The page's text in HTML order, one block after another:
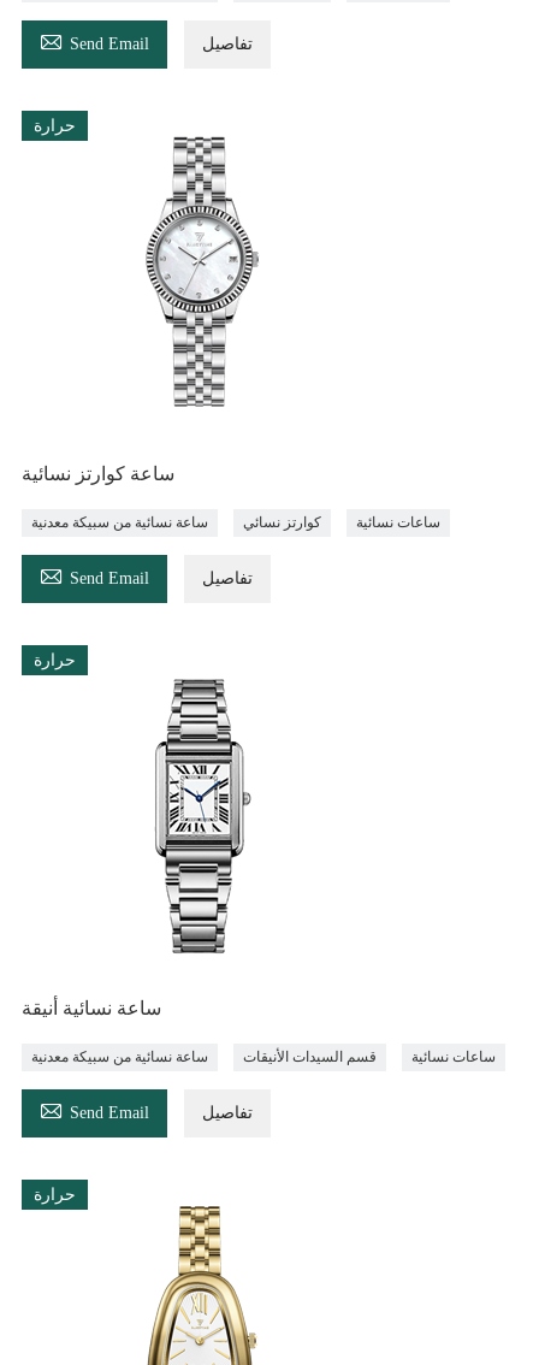
 Send Email تفاصيل
حرارة
ساعة كوارتز نسائية
ساعة نسائية من سبيكة معدنية كوارتز نسائي ساعات نسائية
 Send Email تفاصيل
حرارة
ساعة نسائية أنيقة
ساعة نسائية من سبيكة معدنية قسم السيدات الأنيقات ساعات نسائية
 Send Email تفاصيل
حرارة